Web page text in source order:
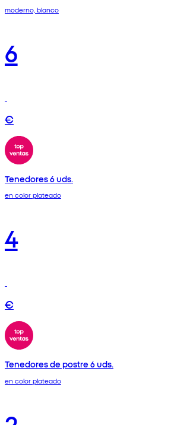
moderno, blanco
6
€
Tenedores 6 uds.
en color plateado
4
€
Tenedores de postre 6 uds.
en color plateado